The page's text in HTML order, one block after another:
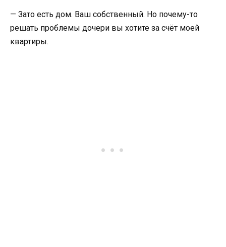
— Зато есть дом. Ваш собственный. Но почему-то
решать проблемы дочери вы хотите за счёт моей
квартиры.